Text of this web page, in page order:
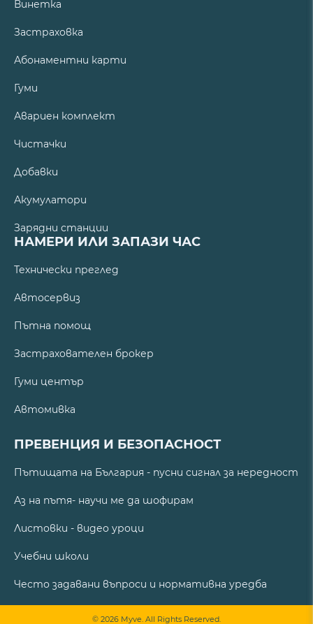
Винетка
Застраховка
Абонаментни карти
Гуми
Авариен комплект
Чистачки
Добавки
Акумулатори
Зарядни станции
НАМЕРИ ИЛИ ЗАПАЗИ ЧАС
Технически преглед
Автосервиз
Пътна помощ
Застрахователен брокер
Гуми център
Автомивка
ПРЕВЕНЦИЯ И БЕЗОПАСНОСТ
Пътищата на България - пусни сигнал за нередност
Аз на пътя- научи ме да шофирам
Листовки - видео уроци
Учебни школи
Често задавани въпроси и нормативна уредба
© 2026 Myve. All Rights Reserved.